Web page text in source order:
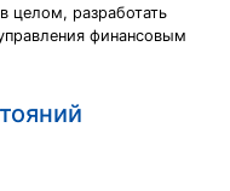
целом, разработать
финансовым